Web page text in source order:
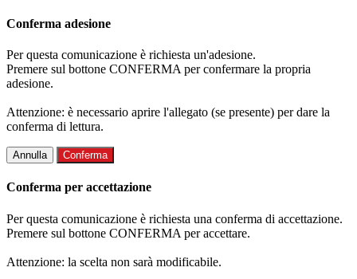
Conferma adesione
Per questa comunicazione è richiesta un'adesione.
Premere sul bottone CONFERMA per confermare la propria
adesione.
Attenzione: è necessario aprire l'allegato (se presente) per dare la
conferma di lettura.
Annulla Conferma
Conferma per accettazione
Per questa comunicazione è richiesta una conferma di accettazione.
Premere sul bottone CONFERMA per accettare.
Attenzione: la scelta non sarà modificabile.